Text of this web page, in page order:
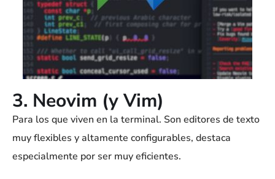
3. Neovim (y Vim)
Para los que viven en la terminal. Son editores de texto
muy flexibles y altamente configurables, destaca
especialmente por ser muy eficientes.